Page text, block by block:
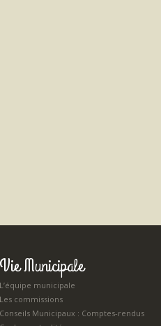
Vie Municipale
L’équipe municipale
Les commissions
Conseils Municipaux : Comptes-rendus